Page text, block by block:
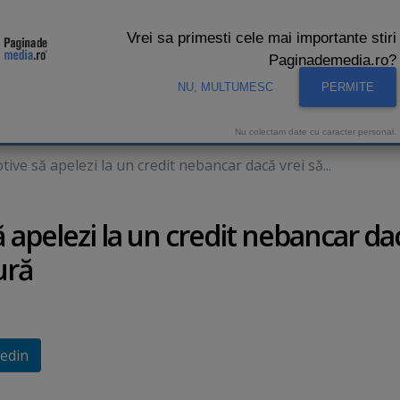
să apelezi la un credit nebancar dacă vrei să...
apelezi la un credit nebancar
Vrei sa primesti cele mai importante stiri
Paginademedia.ro?
NU, MULTUMESC PERMITE
Nu colectam date cu caracter personal.